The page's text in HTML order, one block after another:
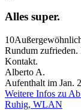
Alles super.
10
Rundum zufrieden.
Kontakt.
Alberto A.
Aufenthalt im Jan.
Weitere Infos zu
Ruhig, WLAN